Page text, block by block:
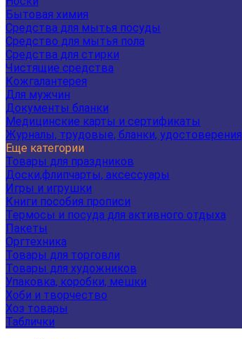
Бытовая химия
Средства для мытья посуды
Средство для мытья пола
Средства для стирки
Чистящие средства
Кожгалантерея
Для мужчин
Документы бланки
Медицинские карты и сертификаты
Журналы, трудовые, бланки, удостоверения
Еще категории
Товары для праздников
Доски,флипчарты, аксессуары
Игры и игрушки
Книги пособия прописи
Термосы и посуда для активного отдыха
Пакеты
Оргтехника
Товары для торговли
Товары для художников
Упаковка, коробки, мешки
Хоби и творчество
Хоз товары
Таблички